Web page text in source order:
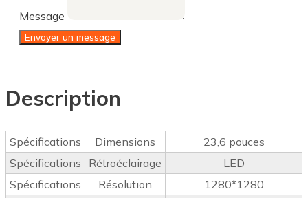
Message
Envoyer un message
Description
Spécifications Dimensions
23,6 pouces
Spécifications
Rétroéclairage
LED
Spécifications
Résolution 1280*1280